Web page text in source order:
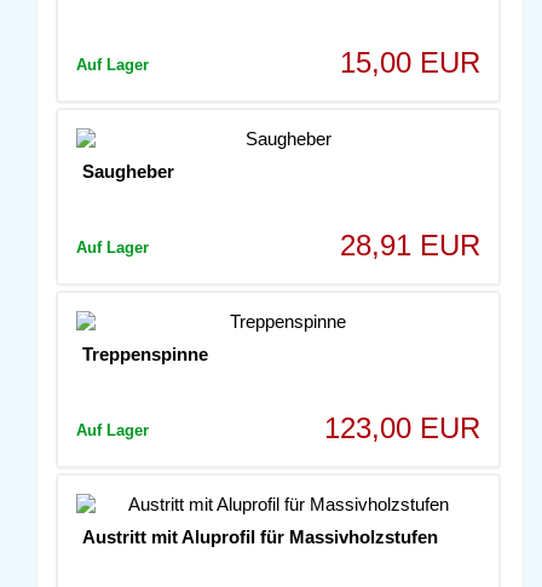
Auf Lager 15,00 EUR
Saugheber
Auf Lager 28,91 EUR
Treppenspinne
Auf Lager 123,00 EUR
Austritt mit Aluprofil für Massivholzstufen